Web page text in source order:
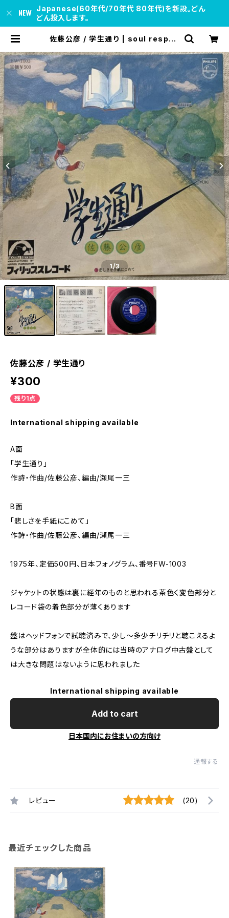
Japanese(60年代/70年代 80年代)を新設。どん
どん投入します。
佐藤公彦 / 学生通り | soul respec
1/3
佐藤公彦 / 学生通り
¥300
残り1点
International shipping available
A面
「学生通り」
作詩・作曲/佐藤公彦、編曲/瀬尾一三
B面
「悲しさを手紙にこめて」
作詩・作曲/佐藤公彦、編曲/瀬尾一三
1975年、定価500円、日本フォノグラム、番号FW-1003
ジャケットの状態は裏に経年のものと思われる茶色く変色部分と
レコード袋の着色部分が薄くあります
盤はヘッドフォンで試聴済みで、少し～多少チリチリと聴こえるよ
うな部分はありますが全体的には当時のアナログ中古盤として
は大きな問題はないように思われました
International shipping available
Add to cart
日本国内にお住まいの方向け
通報する
レビュー (20)
最近チェックした商品